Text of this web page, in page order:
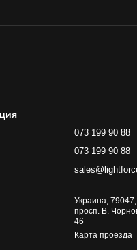
073 199 90 88
073 199 90 88
Украина, 79047,
просп. В.
46
Карта проезда